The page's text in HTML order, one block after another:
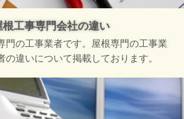
根工事専門会社の違い
門の工事業者です。屋根専門の工事業
の違いについて掲載しております。